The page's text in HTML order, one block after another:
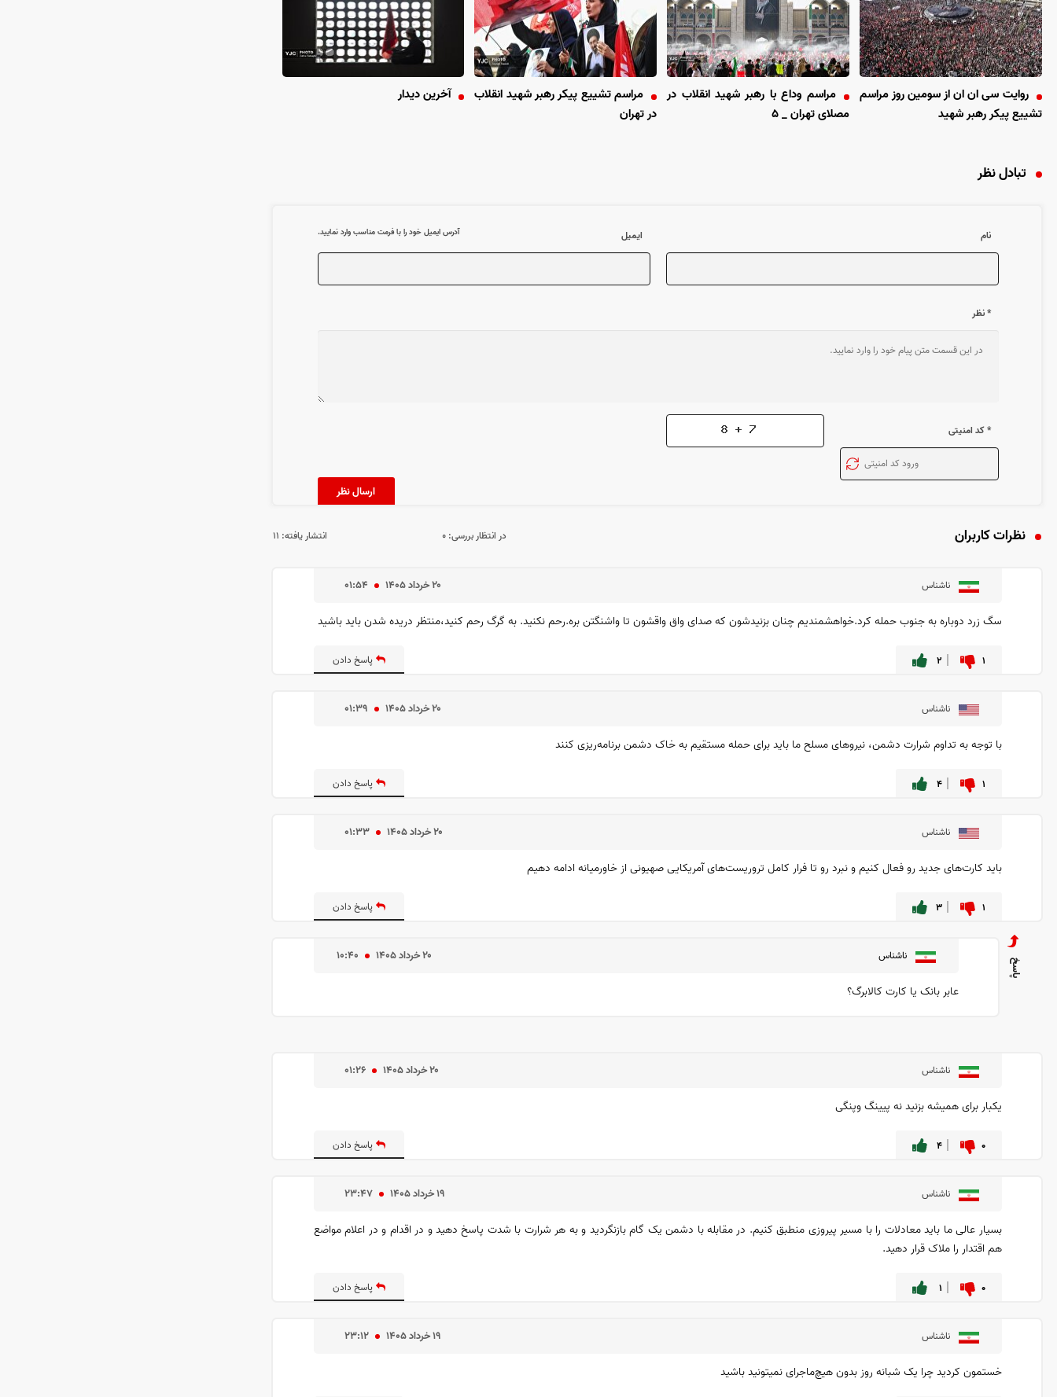
روایت سی ان ان از سومین روز مراسم
تشییع پیکر رهبر شهید
مراسم وداع با رهبر شهید انقلاب در
مصلای تهران _ ۵
مراسم تشییع پیکر رهبر شهید انقلاب
در تهران
آخرین دیدار
تبادل نظر
نام ایمیل آدرس ایمیل خود را با فرمت مناسب وارد نمایید.
* نظر
* کد امنیتی
نظرات کاربران انتشار یافته: ۱۱ در انتظار بررسی:۰
ناشناس ۰۱:۵۴ ۲۰ خرداد ۱۴۰۵
سگ زرد دوباره به جنوب حمله کرد.خواهشمندیم چنان بزنیدشون که صدای واق واقشون تا واشنگتن بره.رحم نکنید. به گرگ رحم کنید،منتظر دریده شدن باید باشید
۱ ۲ پاسخ دادن
ناشناس ۰۱:۳۹ ۲۰ خرداد ۱۴۰۵
با توجه به تداوم شرارت دشمن، نیروهای مسلح ما باید برای حمله مستقیم به خاک دشمن برنامه‌ریزی کنند
۱ ۴ پاسخ دادن
ناشناس ۰۱:۳۳ ۲۰ خرداد ۱۴۰۵
باید کارت‌های جدید رو فعال کنیم و نبرد رو تا فرار کامل تروریست‌های آمریکایی صهیونی از خاورمیانه ادامه دهیم
۱ ۳ پاسخ دادن
ناشناس ۱۰:۴۰ ۲۰ خرداد ۱۴۰۵
عابر بانک یا کارت کالابرگ؟
ناشناس ۰۱:۲۶ ۲۰ خرداد ۱۴۰۵
یکبار برای همیشه بزنید نه پیینگ وپنگی
۰ ۴ پاسخ دادن
ناشناس ۲۳:۴۷ ۱۹ خرداد ۱۴۰۵
بسیار عالی ما باید معادلات را با مسیر پیروزی منطبق کنیم. در مقابله با دشمن یک گام بازنگردید و به هر شرارت با شدت پاسخ دهید و در اقدام و در اعلام مواضع
هم اقتدار را ملاک قرار دهید.
۰ ۱ پاسخ دادن
ناشناس ۲۳:۱۲ ۱۹ خرداد ۱۴۰۵
خستمون کردید چرا یک شبانه روز بدون هیچ‌ماجرای نمیتونید باشید